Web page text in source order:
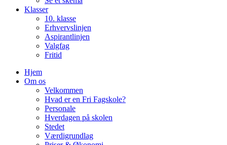
Klasser
10. klasse
Erhvervslinjen
Aspirantlinjen
Valgfag
Fritid
Hjem
Om os
Velkommen
Hvad er en Fri Fagskole?
Personale
Hverdagen på skolen
Stedet
Værdigrundlag